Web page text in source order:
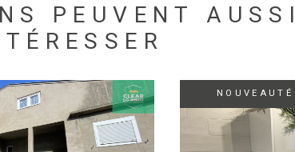
PEUVENT AUSSI
NOUVEAUTÉ